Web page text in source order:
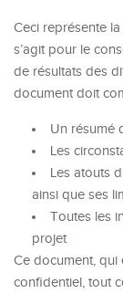
Ceci représente
s’agit pour le
de résultats des
document doit
Un résumé
Les
Les atouts
ainsi que ses
Toutes les
projet
Ce document, qui
confidentiel, tout